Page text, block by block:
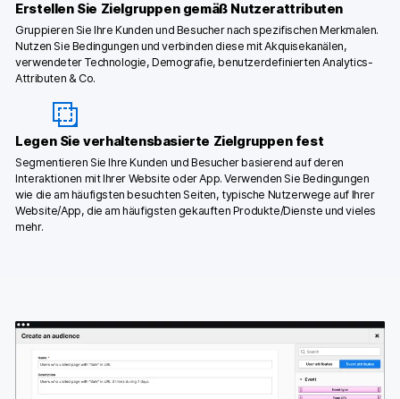
Erstellen Sie Zielgruppen gemäß Nutzerattributen
Gruppieren Sie Ihre Kunden und Besucher nach spezifischen Merkmalen.
Nutzen Sie Bedingungen und verbinden diese mit Akquisekanälen,
verwendeter Technologie, Demografie, benutzerdefinierten Analytics-
Attributen & Co.
Legen Sie verhaltensbasierte Zielgruppen fest
Segmentieren Sie Ihre Kunden und Besucher basierend auf deren
Interaktionen mit Ihrer Website oder App. Verwenden Sie Bedingungen
wie die am häufigsten besuchten Seiten, typische Nutzerwege auf Ihrer
Website/App, die am häufigsten gekauften Produkte/Dienste und vieles
mehr.